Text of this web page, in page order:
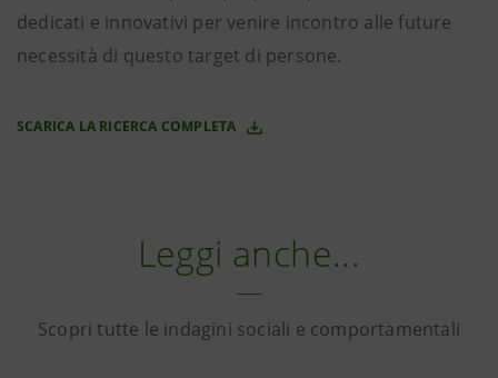
dedicati e innovativi per venire incontro alle future
necessità di questo target di persone.
SCARICA LA RICERCA COMPLETA
Leggi anche...
Scopri tutte le indagini sociali e comportamentali